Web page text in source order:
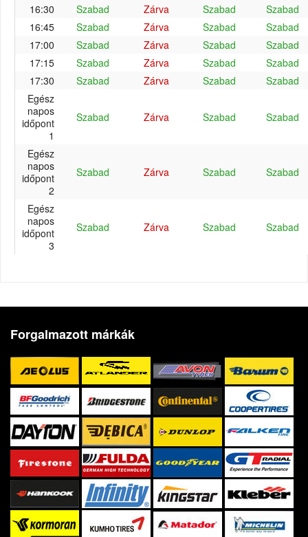
16:30
Szabad Zárva Szabad
Szabad
16:45
Szabad Zárva Szabad
Szabad
17:00
Szabad Zárva Szabad
Szabad
17:15
Szabad Zárva Szabad
Szabad
17:30
Szabad Zárva Szabad
Szabad
Egész
napos
időpont
1
Szabad Zárva Szabad Szabad
Egész
napos
időpont
2
Szabad Zárva Szabad Szabad
Egész
napos
időpont
3
Szabad Zárva Szabad Szabad
Forgalmazott márkák